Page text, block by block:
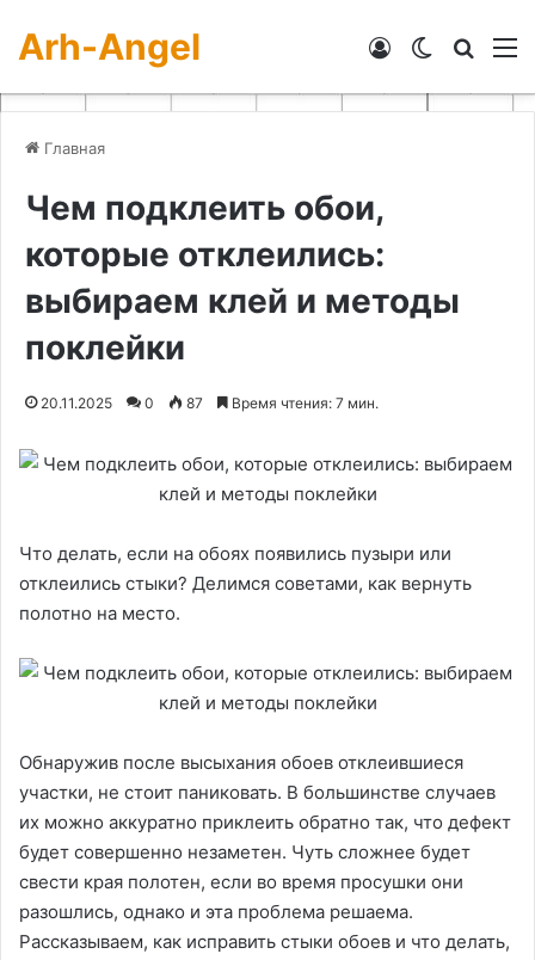
Arh-Angel Switch skin
Войти
Главная
Чем подклеить обои,
которые отклеились:
выбираем клей и методы
поклейки
20.11.2025 0 87 Время чтения: 7 мин.
Что делать, если на обоях появились пузыри или
отклеились стыки? Делимся советами, как вернуть
полотно на место.
Обнаружив после высыхания обоев отклеившиеся
участки, не стоит паниковать. В большинстве случаев
их можно аккуратно приклеить обратно так, что дефект
будет совершенно незаметен. Чуть сложнее будет
свести края полотен, если во время просушки они
разошлись, однако и эта проблема решаема.
Рассказываем, как исправить стыки обоев и что делать,